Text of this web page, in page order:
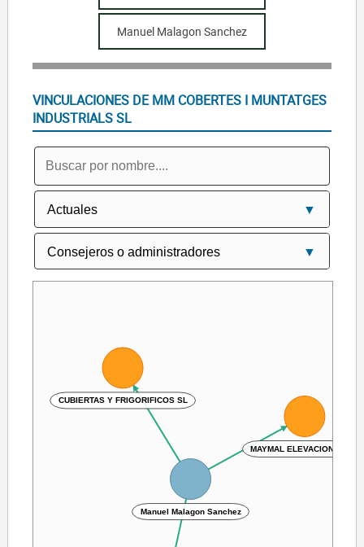
Manuel Malagon Sanchez
VINCULACIONES DE MM COBERTES I MUNTATGES
INDUSTRIALS SL
Manuel Malagon Sanchez
MAYMAL ELEVACIONES SL
CUBIERTAS Y FRIGORIFICOS SL